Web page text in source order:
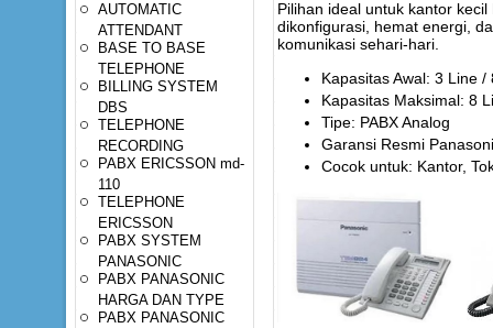
AUTOMATIC
ATTENDANT
BASE TO BASE
TELEPHONE
BILLING SYSTEM
DBS
TELEPHONE
RECORDING
PABX ERICSSON md-
110
TELEPHONE
ERICSSON
PABX SYSTEM
PANASONIC
PABX PANASONIC
HARGA DAN TYPE
PABX PANASONIC
Pilihan ideal untuk kantor
dikonfigurasi, hemat energi,
komunikasi sehari-hari.
Kapasitas Awal: 3 Line /
Kapasitas Maksimal: 8
Tipe: PABX Analog
Garansi Resmi
Cocok untuk: Kantor,